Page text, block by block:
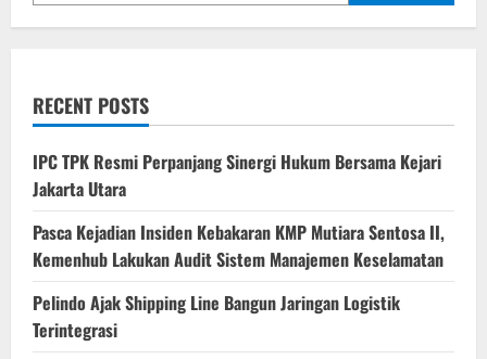
RECENT POSTS
IPC TPK Resmi Perpanjang Sinergi Hukum Bersama Kejari
Jakarta Utara
Pasca Kejadian Insiden Kebakaran KMP Mutiara Sentosa II,
Kemenhub Lakukan Audit Sistem Manajemen Keselamatan
Pelindo Ajak Shipping Line Bangun Jaringan Logistik
Terintegrasi